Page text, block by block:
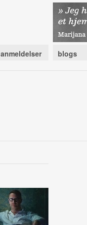
anmeldelser blogs